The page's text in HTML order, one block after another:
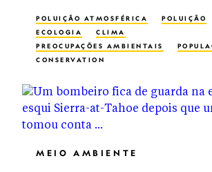
POLUIÇÃO ATMOSFÉRICA
POLUIÇÃO
ECOLOGIA
CLIMA
PREOCUPAÇÕES AMBIENTAIS
CONSERVATION
MEIO AMBIENTE